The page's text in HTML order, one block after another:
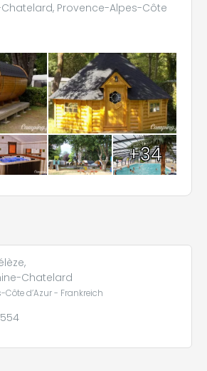
Provence-Alpes-Côte
+34
Chatelard
Côte d’Azur - Frankreich